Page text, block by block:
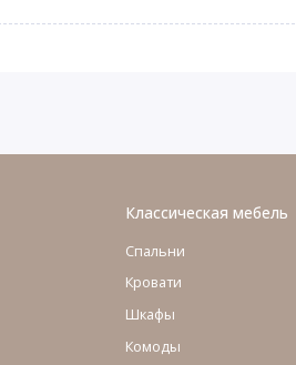
Классическая мебель
Спальни
Кровати
Шкафы
Комоды